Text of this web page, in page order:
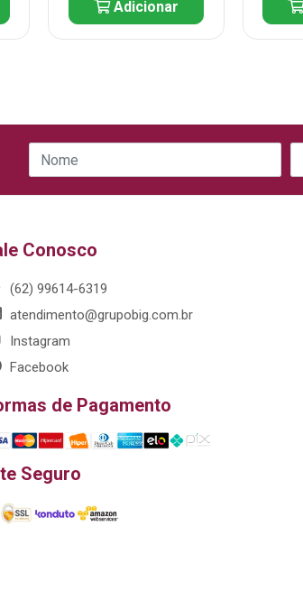
Adicionar
Conosco
(62) 99614-6319
atendimento@grupobig.com.br
Instagram
Facebook
de Pagamento
Seguro